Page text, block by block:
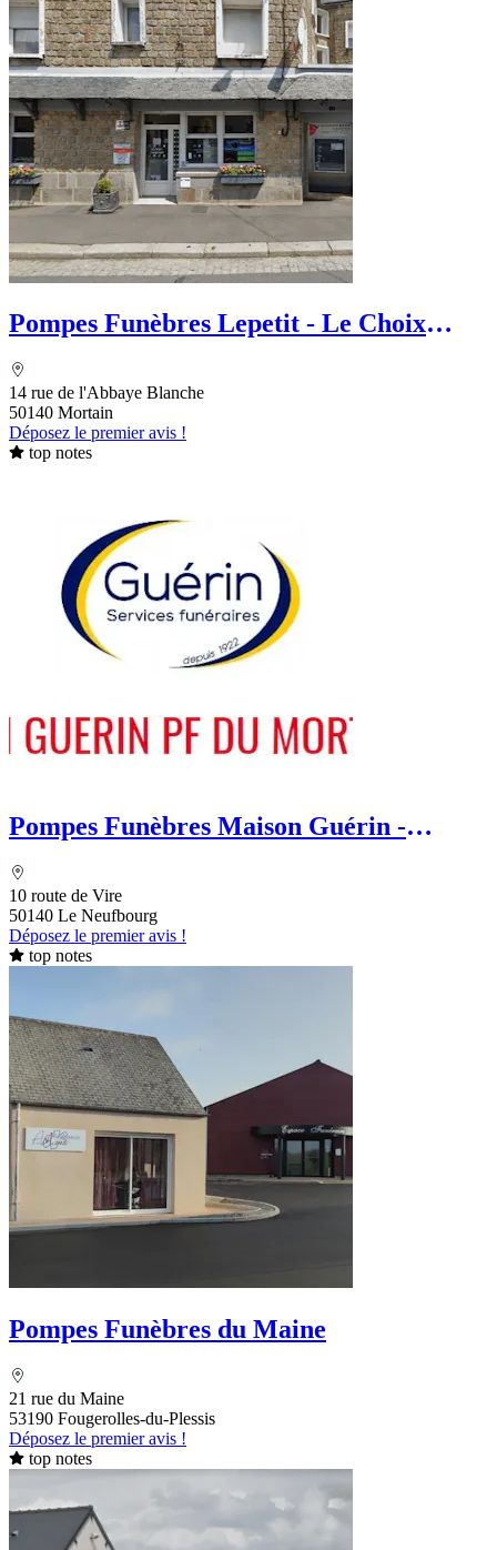
Pompes Funèbres Lepetit - Le Choix
14 rue de l'Abbaye Blanche
50140 Mortain
Déposez le premier avis !
top notes
Pompes Funèbres Maison Guérin -
10 route de Vire
50140 Le Neufbourg
Déposez le premier avis !
top notes
Pompes Funèbres du Maine
21 rue du Maine
53190 Fougerolles-du-Plessis
Déposez le premier avis !
top notes